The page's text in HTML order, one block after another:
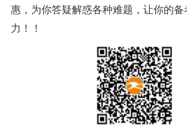
惠，为你答疑解惑各种难题，让你的
力！！